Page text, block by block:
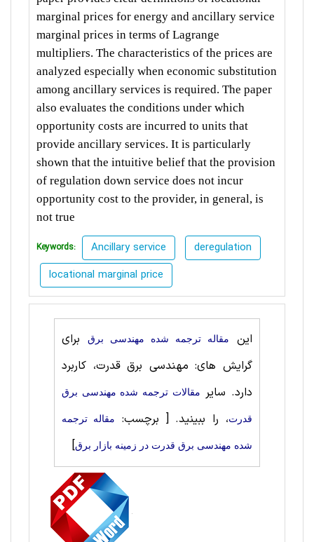
marginal prices for energy and ancillary service
marginal prices in terms of Lagrange
multipliers. The characteristics of the prices are
analyzed especially when economic substitution
among ancillary services is required. The paper
also evaluates the conditions under which
opportunity costs are incurred to units that
provide ancillary services. It is particularly
shown that the intuitive belief that the provision
of regulation down service does not incur
opportunity cost to the provider, in general, is
not true
Keywords: Ancillary service
deregulation
locational marginal price
این مقاله ترجمه شده مهندسی برق
برای
گرایش های: مهندسی برق قدرت، کاربرد
دارد. سایر مقالات ترجمه شده مهندسی برق
قدرت، را ببینید.[ برچسب: مقاله ترجمه
شده مهندسی برق قدرت در زمینه بازار برق]